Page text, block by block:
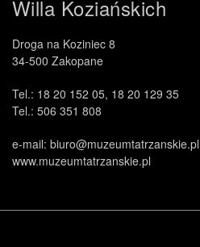
Willa Koziańskich
Droga na Koziniec 8
34-500 Zakopane
Tel.: 18 20 152 05, 18 20 129 35
Tel.: 506 351 808
e-mail: biuro@muzeumtatrzanskie.pl
www.muzeumtatrzanskie.pl